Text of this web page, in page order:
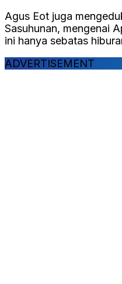
Agus Eot juga
Sasuhunan, mengenai
ini hanya sebatas
ADVERTISEMENT